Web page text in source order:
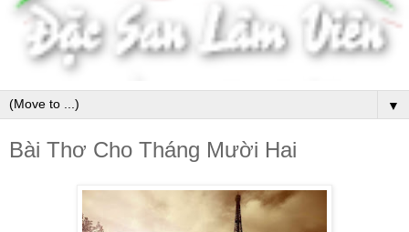
▼
Bài Thơ Cho Tháng Mười Hai